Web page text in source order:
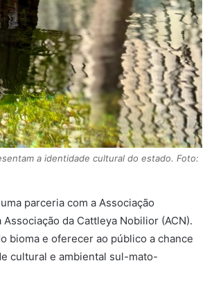
a identidade cultural do estado. Foto:
parceria com a Associação
da Cattleya Nobilior (ACN).
bioma e oferecer ao público a chance
cultural e ambiental sul-mato-